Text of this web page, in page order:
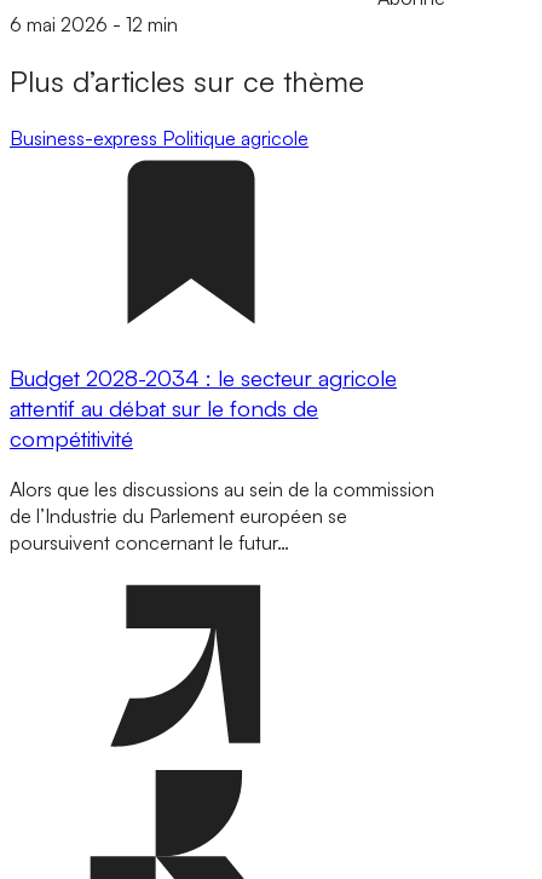
6 mai 2026 - 12 min
Plus d’articles sur ce thème
Business-express Politique agricole
Budget 2028-2034 : le secteur agricole
attentif au débat sur le fonds de
compétitivité
Alors que les discussions au sein de la commission
de l’Industrie du Parlement européen se
poursuivent concernant le futur…